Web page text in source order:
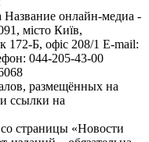
Название онлайн-медиа -
місто Київ,
Б, офіс 208/1 E-mail:
044-205-43-00
размещённых на
ссылки на
страницы «Новости